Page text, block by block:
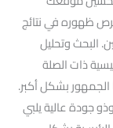
ظهوره في نتائج
البحث وتحليل
ذات الصلة
بشكل أكبر.
جودة عالية يلبي